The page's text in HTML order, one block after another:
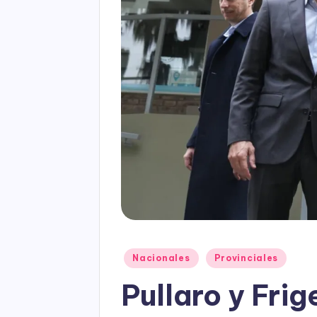
Posted
Nacionales Provinciales
Pullaro y